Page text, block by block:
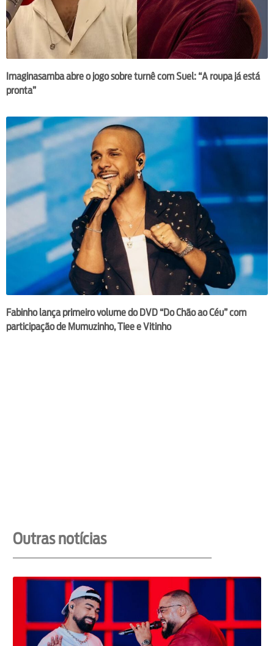
Imaginasamba abre o jogo sobre turnê com Suel: “A roupa já está
pronta”
Fabinho lança primeiro volume do DVD “Do Chão ao Céu” com
participação de Mumuzinho, Tiee e Vitinho
Outras notícias